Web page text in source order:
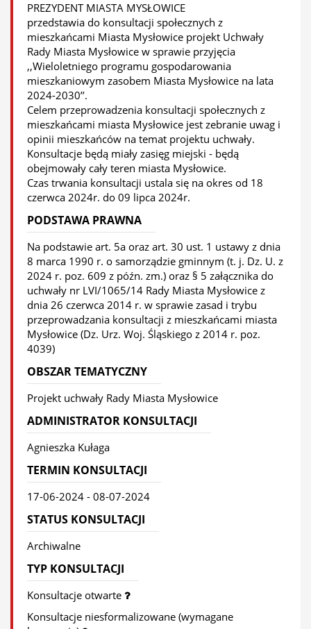
PREZYDENT MIASTA MYSŁOWICE
przedstawia do konsultacji społecznych z
mieszkańcami Miasta Mysłowice projekt Uchwały
Rady Miasta Mysłowice w sprawie przyjęcia
,,Wieloletniego programu gospodarowania
mieszkaniowym zasobem Miasta Mysłowice na lata
2024-2030’’.
Celem przeprowadzenia konsultacji społecznych z
mieszkańcami miasta Mysłowice jest zebranie uwag i
opinii mieszkańców na temat projektu uchwały.
Konsultacje będą miały zasięg miejski - będą
obejmowały cały teren miasta Mysłowice.
Czas trwania konsultacji ustala się na okres od 18
czerwca 2024r. do 09 lipca 2024r.
PODSTAWA PRAWNA
Na podstawie art. 5a oraz art. 30 ust. 1 ustawy z dnia
8 marca 1990 r. o samorządzie gminnym (t. j. Dz. U. z
2024 r. poz. 609 z późn. zm.) oraz § 5 załącznika do
uchwały nr LVI/1065/14 Rady Miasta Mysłowice z
dnia 26 czerwca 2014 r. w sprawie zasad i trybu
przeprowadzania konsultacji z mieszkańcami miasta
Mysłowice (Dz. Urz. Woj. Śląskiego z 2014 r. poz.
4039)
OBSZAR TEMATYCZNY
Projekt uchwały Rady Miasta Mysłowice
ADMINISTRATOR KONSULTACJI
Agnieszka Kułaga
TERMIN KONSULTACJI
17-06-2024 - 08-07-2024
STATUS KONSULTACJI
Archiwalne
TYP KONSULTACJI
Konsultacje otwarte
Konsultacje niesformalizowane (wymagane